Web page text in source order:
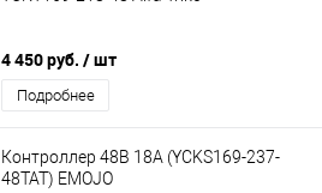
4 450 руб. / шт
Подробнее
Контроллер 48В 18А (YCKS169-237-
48TAT) EMOJO